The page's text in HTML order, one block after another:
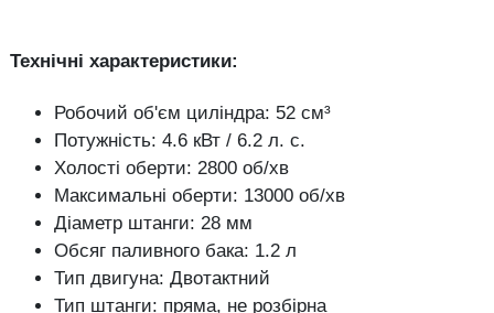
Технічні характеристики:
Робочий об'єм циліндра: 52 см³
Потужність: 4.6 кВт / 6.2 л. с.
Холості оберти: 2800 об/хв
Максимальні оберти: 13000 об/хв
Діаметр штанги: 28 мм
Обсяг паливного бака: 1.2 л
Тип двигуна: Двотактний
Тип штанги: пряма, не розбірна